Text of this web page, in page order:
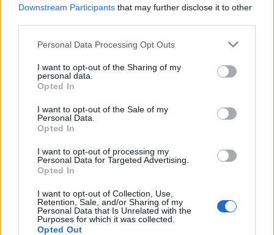
Downstream Participants that may further disclose it to other
Personal Data Processing Opt Outs
I want to opt-out of the Sharing of my
personal data.
Opted In
I want to opt-out of the Sale of my
Personal Data.
Opted In
I want to opt-out of processing my
Personal Data for Targeted Advertising.
Opted In
I want to opt-out of Collection, Use,
Retention, Sale, and/or Sharing of my
Personal Data that Is Unrelated with the
Purposes for which it was collected.
Opted Out